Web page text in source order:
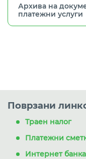
Архива на
платежни услуги
Поврзани
Траен налог
Платежни
Интернет банка